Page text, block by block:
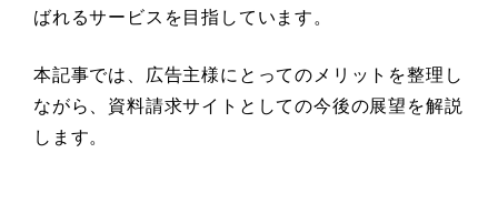
ばれるサービスを目指しています。
本記事では、広告主様にとってのメリットを整理し
ながら、資料請求サイトとしての今後の展望を解説
します。